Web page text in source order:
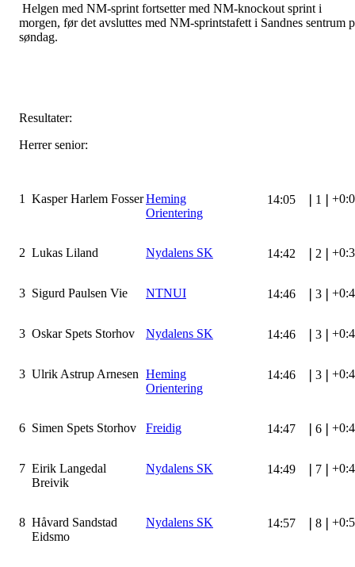
Helgen med NM-sprint fortsetter med NM-knockout sprint i
morgen, før det avsluttes med NM-sprintstafett i Sandnes sentrum
søndag.
Resultater:
Herrer senior:
1 Kasper Harlem FosserHeming
Orientering
14:05 1
2 Lukas Liland Nydalens SK 14:42 2
3 Sigurd Paulsen Vie NTNUI 14:46 3
3 Oskar Spets Storhov Nydalens SK 14:46 3
3 Ulrik Astrup Arnesen Heming
Orientering
14:46 3
6 Simen Spets Storhov Freidig 14:47 6
7 Eirik Langedal
Breivik
Nydalens SK 14:49 7
8 Håvard Sandstad
Eidsmo
Nydalens SK 14:57 8